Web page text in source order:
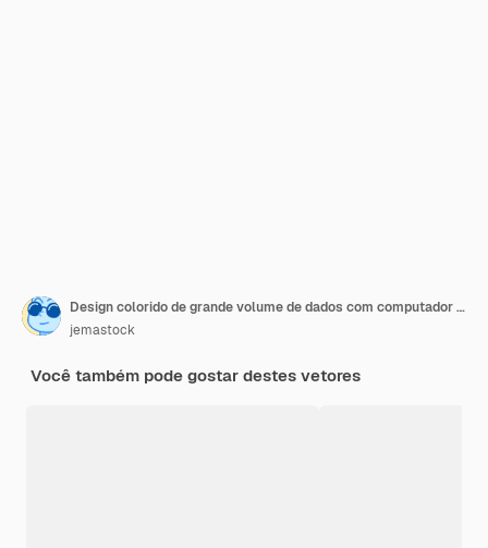
Design colorido de grande volume de dados com computador com mulher e homem
jemastock
Você também pode gostar destes vetores